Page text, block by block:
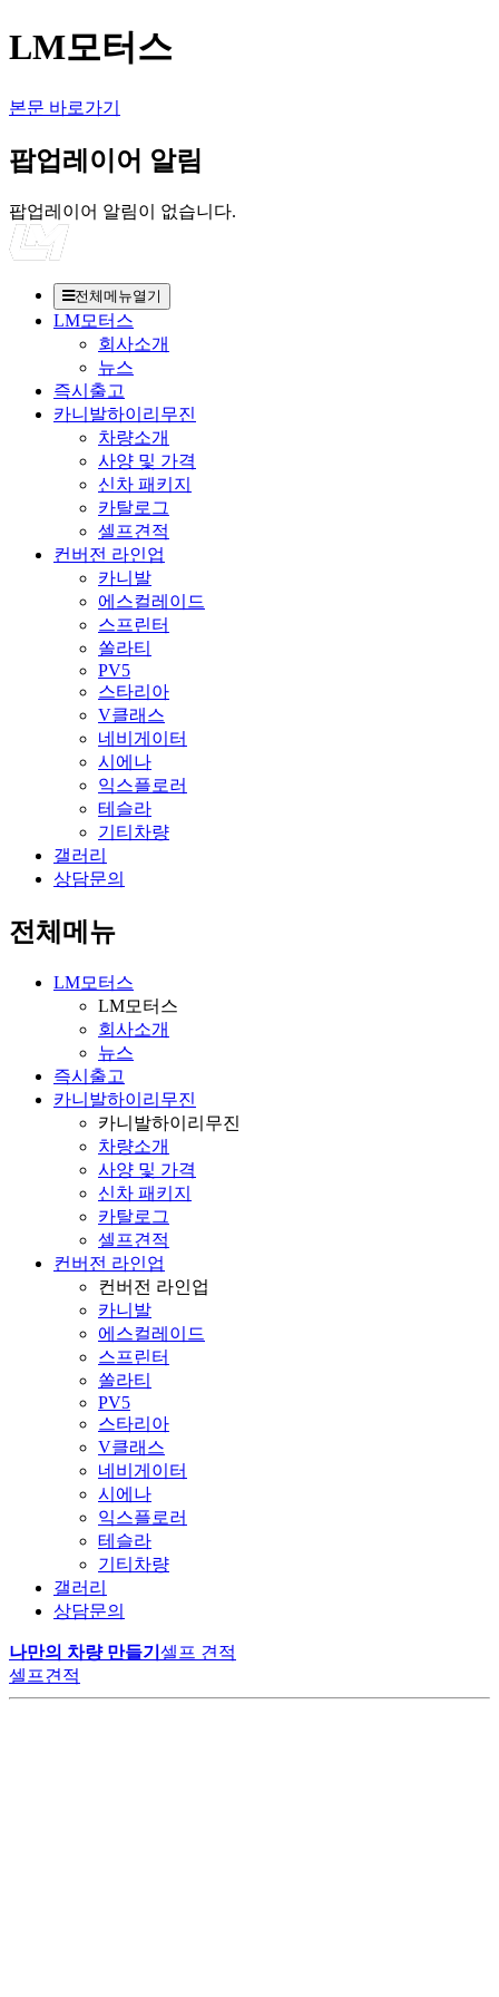
LM모터스
본문 바로가기
팝업레이어 알림
팝업레이어 알림이 없습니다.
전체메뉴열기
LM모터스
회사소개
뉴스
즉시출고
카니발하이리무진
차량소개
사양 및 가격
신차 패키지
카탈로그
셀프견적
컨버전 라인업
카니발
에스컬레이드
스프린터
쏠라티
PV5
스타리아
V클래스
네비게이터
시에나
익스플로러
테슬라
기티차량
갤러리
상담문의
전체메뉴
LM모터스
LM모터스
회사소개
뉴스
즉시출고
카니발하이리무진
카니발하이리무진
차량소개
사양 및 가격
신차 패키지
카탈로그
셀프견적
컨버전 라인업
컨버전 라인업
카니발
에스컬레이드
스프린터
쏠라티
PV5
스타리아
V클래스
네비게이터
시에나
익스플로러
테슬라
기티차량
갤러리
상담문의
나만의 차량 만들기 셀프 견적
셀프견적